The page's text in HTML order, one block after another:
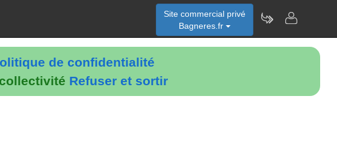
de confidentialité
Refuser et sortir
Site commercial privé
Bagneres.fr